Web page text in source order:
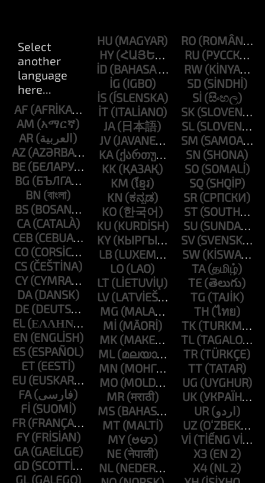
AF
AM
AR
AZ
BE
BG
BN
BS
CA
CEB
CO
CS
CY
DA
DE
EL
EN
ES
ET
EU
FA
FI
FR
FY
GA
GD
GL
HU
HY
ID
IG
IS
IT
JA
JV
KA
KK
KM
KN
KO
KU
KY
LB
LO
LT
LV
MG
MI
MK
ML
MN
MO
MR
MS
MT
MY
NE
NL
RO
RU
RW
SD
SI
SK
SL
SM
SN
SO
SQ
SR
ST
SU
SV
SW
TA
TE
TG
TH
TK
TL
TR
TT
UG
UK
UR
UZ
VI
X3
X4